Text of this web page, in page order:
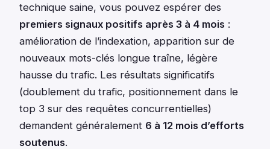
technique saine, vous pouvez espérer des
premiers signaux positifs après 3 à 4 mois :
amélioration de l’indexation, apparition sur de
nouveaux mots-clés longue traîne, légère
hausse du trafic. Les résultats significatifs
(doublement du trafic, positionnement dans le
top 3 sur des requêtes concurrentielles)
demandent généralement 6 à 12 mois d’efforts
soutenus.